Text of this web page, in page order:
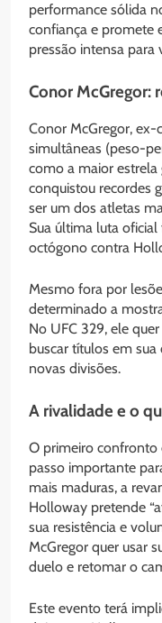
performance sólida
confiança e promete
pressão intensa para
Conor McGregor:
Conor McGregor, ex-
simultâneas (peso-
como a maior
conquistou recordes
ser um dos atletas
Sua última luta
octógono contra
Mesmo fora por
determinado a
No UFC 329, ele
buscar títulos em
novas divisões.
A rivalidade e o
O primeiro confronto
passo importante
mais maduras, a
Holloway pretende
sua resistência e
McGregor quer usar
duelo e retomar o
Este evento terá